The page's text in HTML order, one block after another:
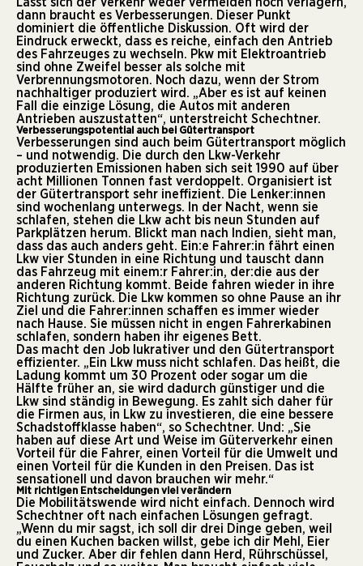
dann braucht es Verbesserungen. Dieser Punkt
dominiert die öffentliche Diskussion. Oft wird der
Eindruck erweckt, dass es reiche, einfach den Antrieb
des Fahrzeuges zu wechseln. Pkw mit Elektroantrieb
sind ohne Zweifel besser als solche mit
Verbrennungsmotoren. Noch dazu, wenn der Strom
nachhaltiger produziert wird. „Aber es ist auf keinen
Fall die einzige Lösung, die Autos mit anderen
Antrieben auszustatten“, unterstreicht Schechtner.
Verbesserungspotential auch bei Gütertransport
Verbesserungen sind auch beim Gütertransport möglich
– und notwendig. Die durch den Lkw-Verkehr
produzierten Emissionen haben sich seit 1990 auf über
acht Millionen Tonnen fast verdoppelt. Organisiert ist
der Gütertransport sehr ineffizient. Die Lenker:innen
sind wochenlang unterwegs. In der Nacht, wenn sie
schlafen, stehen die Lkw acht bis neun Stunden auf
Parkplätzen herum. Blickt man nach Indien, sieht man,
dass das auch anders geht. Ein:e Fahrer:in fährt einen
Lkw vier Stunden in eine Richtung und tauscht dann
das Fahrzeug mit einem:r Fahrer:in, der:die aus der
anderen Richtung kommt. Beide fahren wieder in ihre
Richtung zurück. Die Lkw kommen so ohne Pause an ihr
Ziel und die Fahrer:innen schaffen es immer wieder
nach Hause. Sie müssen nicht in engen Fahrerkabinen
schlafen, sondern haben ihr eigenes Bett.
Das macht den Job lukrativer und den Gütertransport
effizienter. „Ein Lkw muss nicht schlafen. Das heißt, die
Ladung kommt um 30 Prozent oder sogar um die
Hälfte früher an, sie wird dadurch günstiger und die
Lkw sind ständig in Bewegung. Es zahlt sich daher für
die Firmen aus, in Lkw zu investieren, die eine bessere
Schadstoffklasse haben“, so Schechtner. Und: „Sie
haben auf diese Art und Weise im Güterverkehr einen
Vorteil für die Fahrer, einen Vorteil für die Umwelt und
einen Vorteil für die Kunden in den Preisen. Das ist
sensationell und davon brauchen wir mehr.“
Mit richtigen Entscheidungen viel verändern
Die Mobilitätswende wird nicht einfach. Dennoch wird
Schechtner oft nach einfachen Lösungen gefragt.
„Wenn du mir sagst, ich soll dir drei Dinge geben, weil
du einen Kuchen backen willst, gebe ich dir Mehl, Eier
und Zucker. Aber dir fehlen dann Herd, Rührschüssel,